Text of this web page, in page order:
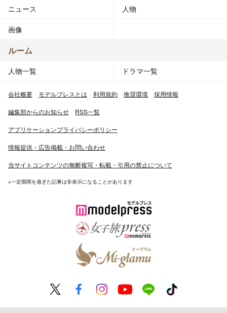
ニュース 人物
画像
ルーム
人物一覧 ドラマ一覧
会社概要 モデルプレスとは 利用規約 推奨環境 採用情報
編集部からのお知らせ RSS一覧
アプリケーションプライバシーポリシー
情報提供・広告掲載・お問い合わせ
当サイトコンテンツの無断複写・転載・引用の禁止について
※一定期間を過ぎた記事は非表示になることがあります